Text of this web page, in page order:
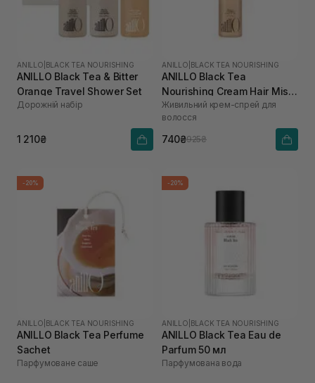
ANILLO BLACK TEA NOURISHING
ANILLO Black Tea & Bitter
Orange Travel Shower Set
Дорожній набір
1 210₴
ANILLO BLACK TEA NOURISHING
ANILLO Black Tea
Nourishing Cream Hair Mist
для зволоження та
розгладження волосся 70
мл
Живильний крем-спрей для
волосся
740₴925₴
-20%
ANILLO BLACK TEA NOURISHING
ANILLO Black Tea Perfume
Sachet
Парфумоване саше
-20%
ANILLO BLACK TEA NOURISHING
ANILLO Black Tea Eau de
Parfum 50 мл
Парфумована вода